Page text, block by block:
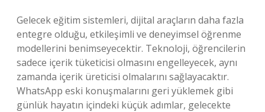
Gelecek eğitim sistemleri, dijital araçların daha fazla
entegre olduğu, etkileşimli ve deneyimsel öğrenme
modellerini benimseyecektir. Teknoloji, öğrencilerin
sadece içerik tüketicisi olmasını engelleyecek, aynı
zamanda içerik üreticisi olmalarını sağlayacaktır.
WhatsApp eski konuşmalarını geri yüklemek gibi
günlük hayatın içindeki küçük adımlar, gelecekte